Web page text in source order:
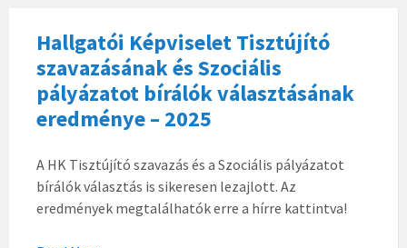
Hallgatói Képviselet Tisztújító
szavazásának és Szociális
pályázatot bírálók választásának
eredménye – 2025
A HK Tisztújító szavazás és a Szociális pályázatot
bírálók választás is sikeresen lezajlott. Az
eredmények megtalálhatók erre a hírre kattintva!